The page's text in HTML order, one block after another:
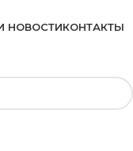
НОВОСТИКОНТАКТЫ